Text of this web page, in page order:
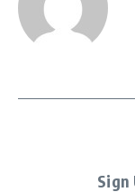
Sign